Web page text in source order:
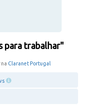
para trabalhar"
na Claranet Portugal